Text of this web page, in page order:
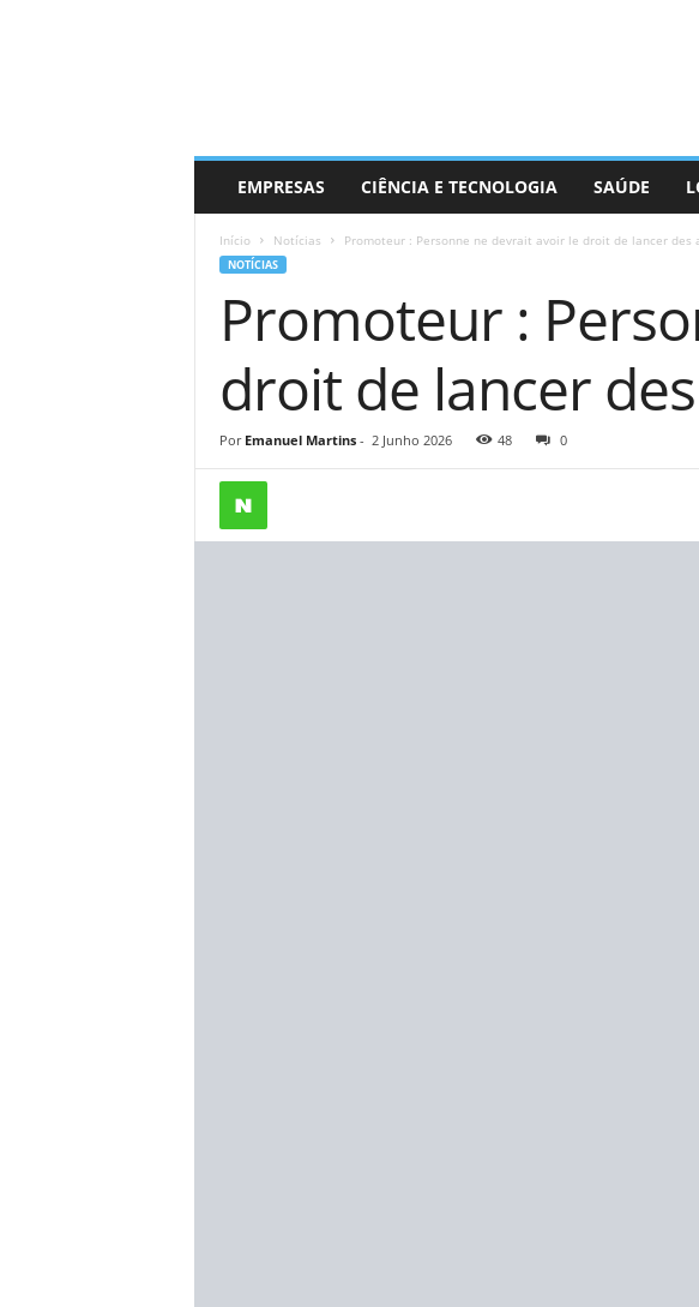
EMPRESAS CIÊNCIA E TECNOLOGIA SAÚDE
Início Notícias Promoteur : Personne ne devrait avoir le droit de lancer des
NOTÍCIAS
Promoteur :
droit de lancer
Por Emanuel Martins- 2 Junho 2026 48 0